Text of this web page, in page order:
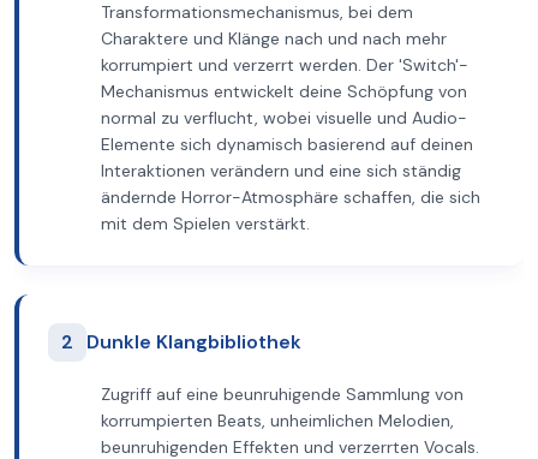
Transformationsmechanismus, bei dem
Charaktere und Klänge nach und nach mehr
korrumpiert und verzerrt werden. Der 'Switch'-
Mechanismus entwickelt deine Schöpfung von
normal zu verflucht, wobei visuelle und Audio-
Elemente sich dynamisch basierend auf deinen
Interaktionen verändern und eine sich ständig
ändernde Horror-Atmosphäre schaffen, die sich
mit dem Spielen verstärkt.
2 Dunkle Klangbibliothek
Zugriff auf eine beunruhigende Sammlung von
korrumpierten Beats, unheimlichen Melodien,
beunruhigenden Effekten und verzerrten Vocals.